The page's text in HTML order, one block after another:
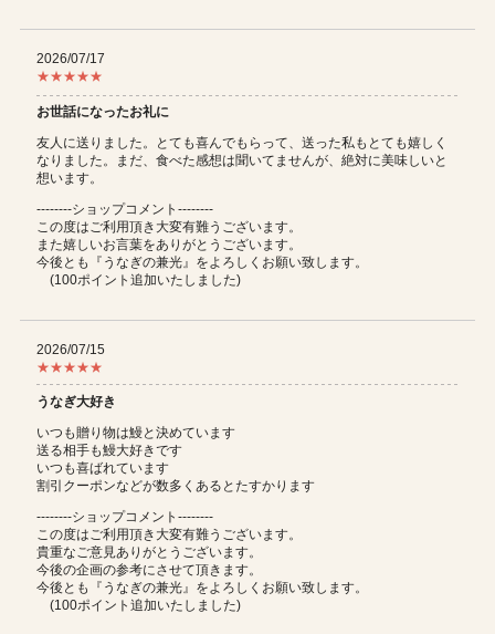
2026/07/17
★★★★★
お世話になったお礼に
友人に送りました。とても喜んでもらって、送った私もとても嬉しく
なりました。まだ、食べた感想は聞いてませんが、絶対に美味しいと
想います。
--------ショップコメント--------
この度はご利用頂き大変有難うございます。
また嬉しいお言葉をありがとうございます。
今後とも『うなぎの兼光』をよろしくお願い致します。
(100ポイント追加いたしました)
2026/07/15
★★★★★
うなぎ大好き
いつも贈り物は鰻と決めています
送る相手も鰻大好きです
いつも喜ばれています
割引クーポンなどが数多くあるとたすかります
--------ショップコメント--------
この度はご利用頂き大変有難うございます。
貴重なご意見ありがとうございます。
今後の企画の参考にさせて頂きます。
今後とも『うなぎの兼光』をよろしくお願い致します。
(100ポイント追加いたしました)